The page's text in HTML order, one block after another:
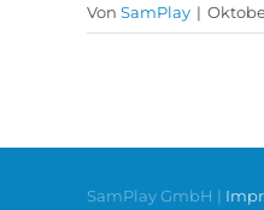
Von SamPlay |
SamPlay GmbH |